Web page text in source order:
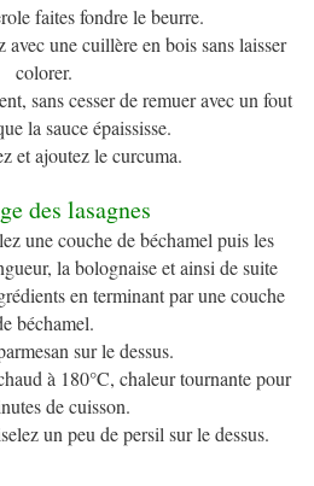
faites fondre le beurre.
une cuillère en bois sans laisser
colorer.
sans cesser de remuer avec un fout
la sauce épaississe.
et ajoutez le curcuma.
des lasagnes
une couche de béchamel puis les
la bolognaise et ainsi de suite
en terminant par une couche
béchamel.
sur le dessus.
à 180°C, chaleur tournante pour
de cuisson.
un peu de persil sur le dessus.